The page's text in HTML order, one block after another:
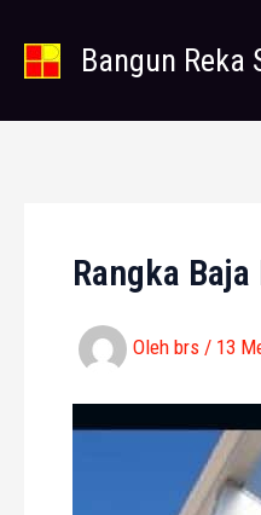
Bangun Reka
Rangka
Oleh brs / 13